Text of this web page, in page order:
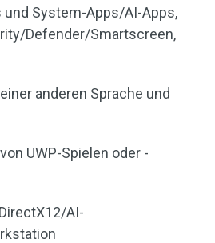
System-Apps/AI-Apps,
Defender/Smartscreen,
anderen Sprache und
UWP-Spielen oder -
AI-